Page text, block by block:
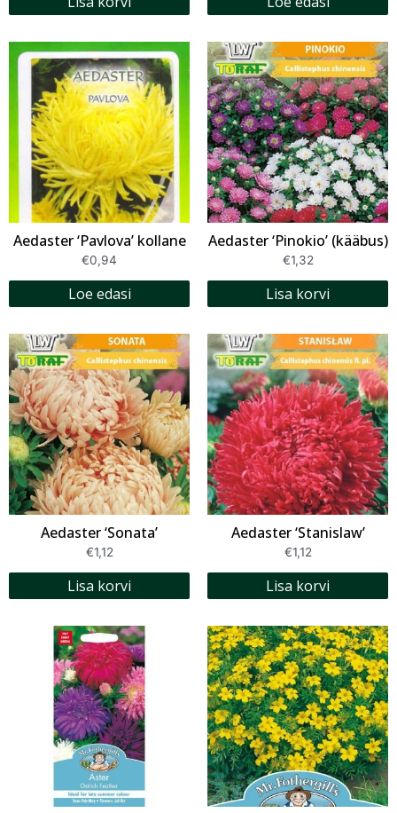
Aedaster ‘Pavlova’ kollane
€0,94
Loe edasi
Aedaster ‘Pinokio’ (kääbus)
€1,32
Lisa korvi
Aedaster ‘Sonata’
€1,12
Lisa korvi
Aedaster ‘Stanislaw’
€1,12
Lisa korvi